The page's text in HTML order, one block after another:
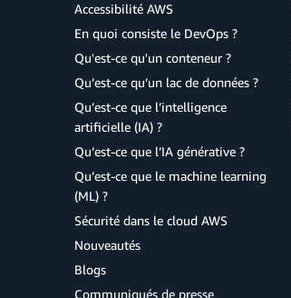
Accessibilité AWS
En quoi consiste le DevOps ?
Qu'est-ce qu'un conteneur ?
Qu’est-ce qu’un lac de données ?
Qu’est-ce que l’intelligence
artificielle (IA) ?
Qu’est-ce que l’IA générative ?
Qu’est-ce que le machine learning
(ML) ?
Sécurité dans le cloud AWS
Nouveautés
Blogs
Communiqués de presse